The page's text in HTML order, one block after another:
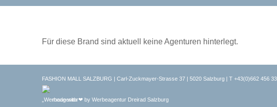
Für diese Brand sind aktuell keine Agenturen hinterlegt.
FASHION MALL SALZBURG | Carl-Zuckmayer-Strasse 37 | 5020 Salzburg | T +43(0)662 456
made with ❤ by Werbeagentur Dreirad Salzburg